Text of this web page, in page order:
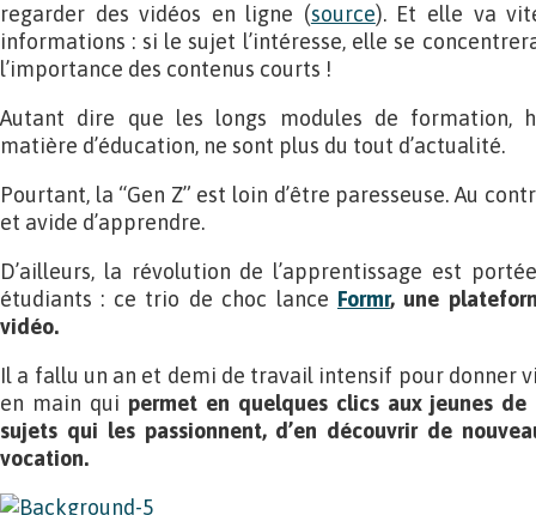
regarder des vidéos en ligne (source). Et elle va
informations : si le sujet l’intéresse, elle se
l’importance des contenus courts !
Autant dire que les longs modules de formation,
matière d’éducation, ne sont plus du tout d’actualité.
Pourtant, la “Gen Z” est loin d’être paresseuse. Au
et avide d’apprendre.
D’ailleurs, la révolution de l’apprentissage est
étudiants : ce trio de choc lance Formr, une
vidéo.
Il a fallu un an et demi de travail intensif pour donner
en main qui permet en quelques clics aux jeunes de
sujets qui les passionnent, d’en découvrir de
vocation.